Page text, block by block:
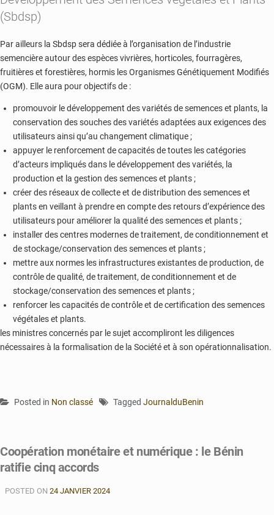
(Sbdsp)
Par ailleurs la Sbdsp sera dédiée à l’organisation de l’industrie
semencière autour des espèces vivrières, horticoles, fourragères,
fruitières et forestières, hormis les Organismes Génétiquement Modifiés
(OGM). Elle aura pour objectifs de :
promouvoir le développement des variétés de semences et plants, la
conservation des souches des variétés adaptées aux exigences des
utilisateurs ainsi qu’au changement climatique ;
appuyer le renforcement de capacités de toutes les catégories
d’acteurs impliqués dans le développement des variétés, la
production et la gestion des semences et plants ;
créer des réseaux de collecte et de distribution des semences et
plants en veillant à prendre en compte des retours d’expérience des
utilisateurs pour améliorer la qualité des semences et plants ;
installer des centres modernes de traitement, de conditionnement et
de stockage/conservation des semences et plants ;
mettre aux normes les infrastructures existantes de production, de
contrôle de qualité, de traitement, de conditionnement et de
stockage/conservation des semences et plants ;
renforcer les capacités de contrôle et de certification des semences
végétales et plants.
les ministres concernés par le sujet accompliront les diligences
nécessaires à la formalisation de la Société et à son opérationnalisation.
Posted in Non classé Tagged JournalduBenin
Coopération monétaire et numérique : le Bénin
ratifie cinq accords
POSTED ON 24 JANVIER 2024